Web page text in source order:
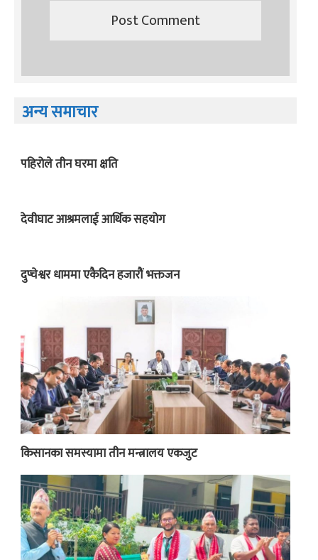
अन्य समाचार
पहिरोले तीन घरमा क्षति
देवीघाट आश्रमलाई आर्थिक सहयोग
दुप्चेश्वर धाममा एकैदिन हजारौं भक्तजन
किसानका समस्यामा तीन मन्त्रालय एकजुट